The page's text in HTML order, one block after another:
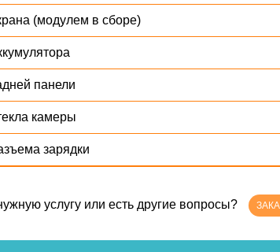
(модулем в сборе)
панели
камеры
зарядки
услугу или есть другие вопросы?